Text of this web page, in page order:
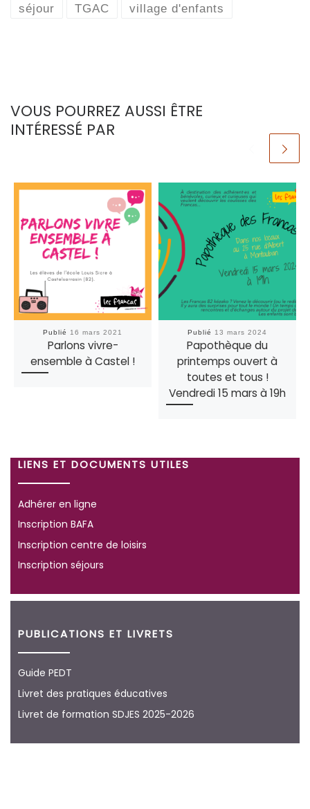
séjour TGAC village d'enfants
VOUS POURREZ AUSSI ÊTRE
INTÉRESSÉ PAR
Publié 16 mars 2021
Parlons vivre-
ensemble à Castel !
Publié 13 mars 2024
Papothèque du
printemps ouvert à
toutes et tous !
Vendredi 15 mars à 19h
LIENS ET DOCUMENTS UTILES
Adhérer en ligne
Inscription BAFA
Inscription centre de loisirs
Inscription séjours
PUBLICATIONS ET LIVRETS
Guide PEDT
Livret des pratiques éducatives
Livret de formation SDJES 2025-2026